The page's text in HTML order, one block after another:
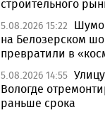
строительного
5.08.2026 15:22
на Белозерском
превратили в
5.08.2026 14:55
Вологде
раньше срока